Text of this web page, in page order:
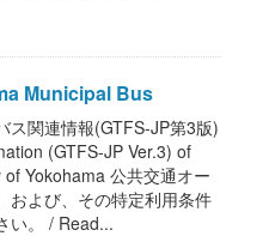
Municipal Bus
ス関連情報(GTFS-JP第3版)
(GTFS-JP Ver.3) of
Yokohama 公共交通オー
および、その特定利用条件
い。 / Read...